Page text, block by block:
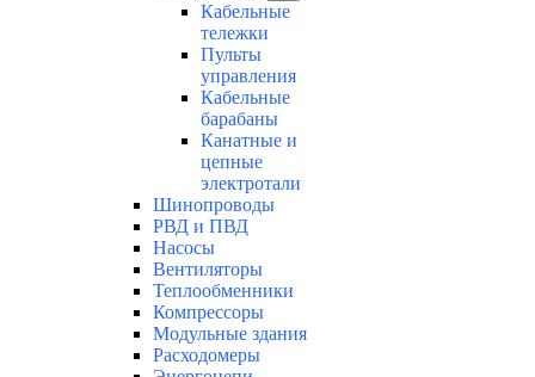
Кабельные
тележки
Пульты
управления
Кабельные
барабаны
Канатные и
цепные
электротали
Шинопроводы
РВД и ПВД
Насосы
Вентиляторы
Теплообменники
Компрессоры
Модульные здания
Расходомеры